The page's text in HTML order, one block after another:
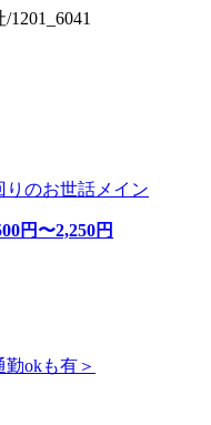
りのお世話メイン
円〜2,250円
okも有＞